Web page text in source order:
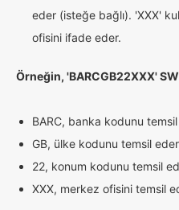
eder (isteğe bağlı). 'XXX'
ofisini ifade eder.
Örneğin, 'BARCGB22XXX'
BARC, banka kodunu
GB, ülke kodunu temsil
22, konum kodunu temsil
XXX, merkez ofisini temsil